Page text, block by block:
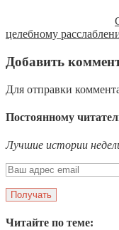
целебному
Добавить
Для отправки
Постоянному
Лучшие истории
Читайте по теме: